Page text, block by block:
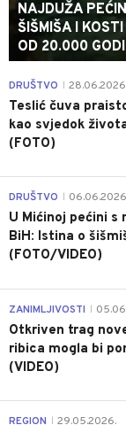
NAJDUŽA
ŠIŠMIŠA I
OD 20.000
DRUŠTVO
Teslić čuva
kao svjedok
(FOTO)
DRUŠTVO
U Mićinoj pećini s
BiH: Istina o
(FOTO/VIDEO)
ZANIMLJIVOSTI
Otkriven trag
ribica mogla bi
(VIDEO)
REGION 29.05.2026.